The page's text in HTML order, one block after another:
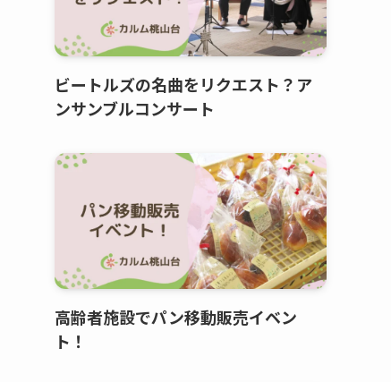
ビートルズの名曲をリクエスト？ア
ンサンブルコンサート
高齢者施設でパン移動販売イベン
ト！